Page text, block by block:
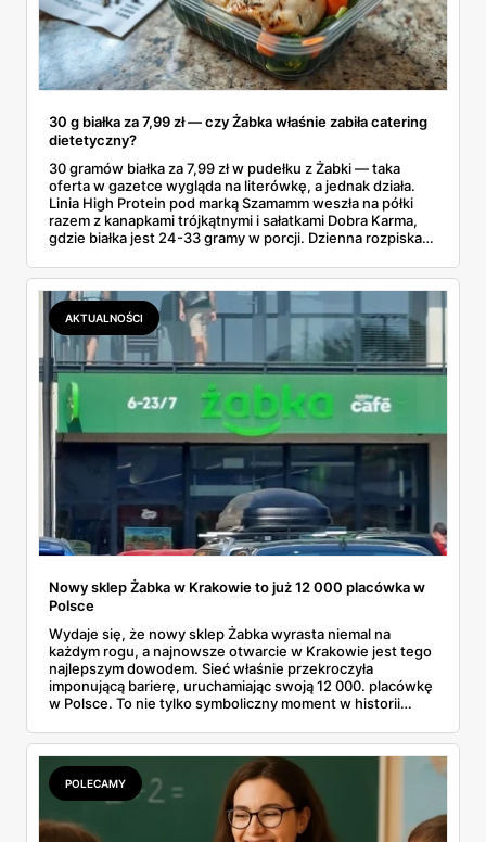
30 g białka za 7,99 zł — czy Żabka właśnie zabiła catering
dietetyczny?
30 gramów białka za 7,99 zł w pudełku z Żabki — taka
oferta w gazetce wygląda na literówkę, a jednak działa.
Linia High Protein pod marką Szamamm weszła na półki
razem z kanapkami trójkątnymi i sałatkami Dobra Karma,
gdzie białka jest 24-33 gramy w porcji. Dzienna rozpiska
catering dietetyczny zaczyna się od 60. Liczby same
proszą o porównanie — gotowce z rogu ulicy kontra
pudełko od kuriera.
AKTUALNOŚCI
Nowy sklep Żabka w Krakowie to już 12 000 placówka w
Polsce
Wydaje się, że nowy sklep Żabka wyrasta niemal na
każdym rogu, a najnowsze otwarcie w Krakowie jest tego
najlepszym dowodem. Sieć właśnie przekroczyła
imponującą barierę, uruchamiając swoją 12 000. placówkę
w Polsce. To nie tylko symboliczny moment w historii
franczyzobiorców – Żabka przyspiesza i planuje otwierać
ponad tysiąc sklepów rocznie. Co to oznacza w praktyce
dla nas wszystkich?
POLECAMY